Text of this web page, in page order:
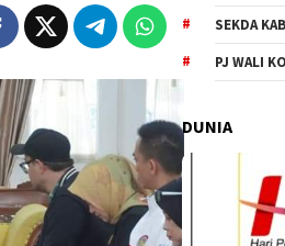
SEKDA
PJ WALI
DUNIA